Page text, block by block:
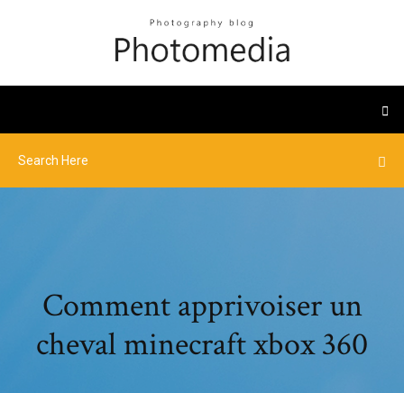
Comment apprivoiser un
cheval minecraft xbox 360